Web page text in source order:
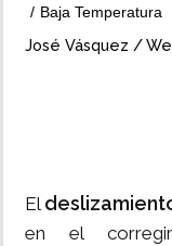
Baja Temperatura
José Vásquez /
El
en el